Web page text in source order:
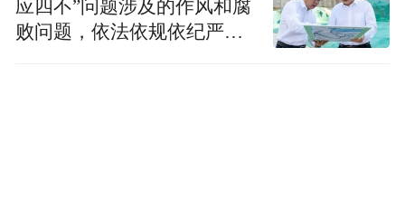
应四不”问题涉及的作风和腐
败问题，依法依规依纪严肃